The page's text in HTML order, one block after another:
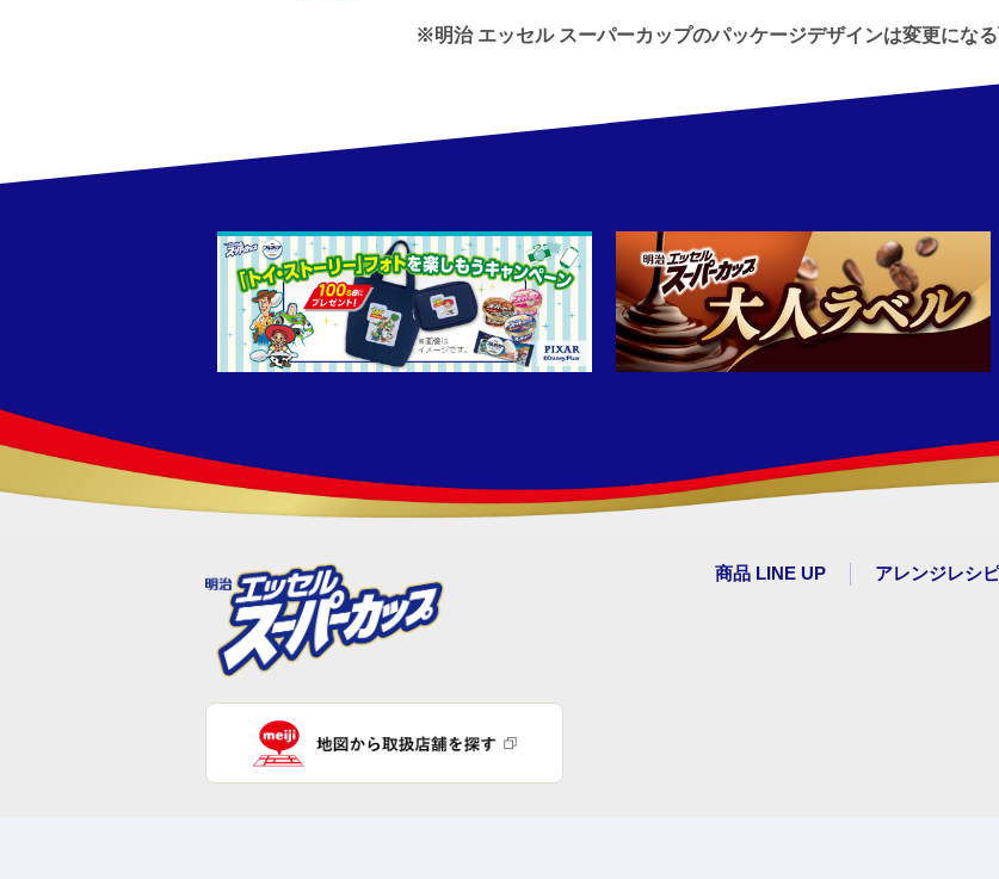
※明治 エッセル スーパーカップのパッケージデザインは変更にな
商品 LINE UP アレンジレシピ